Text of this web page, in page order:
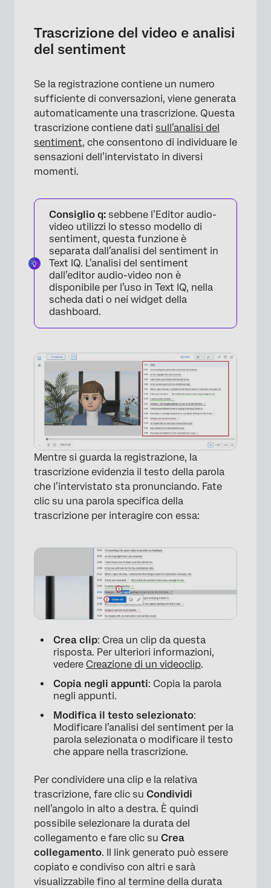
×
Trascrizione del video e analisi
del sentiment
Se la registrazione contiene un numero
sufficiente di conversazioni, viene generata
automaticamente una trascrizione. Questa
trascrizione contiene dati sull’analisi del
sentiment, che consentono di individuare le
sensazioni dell’intervistato in diversi
momenti.
Consiglio q: sebbene l’Editor audio-
video utilizzi lo stesso modello di
sentiment, questa funzione è
separata dall’analisi del sentiment in
Text IQ. L’analisi del sentiment
dall’editor audio-video non è
disponibile per l’uso in Text IQ, nella
scheda dati o nei widget della
dashboard.
Mentre si guarda la registrazione, la
trascrizione evidenzia il testo della parola
che l’intervistato sta pronunciando. Fate
clic su una parola specifica della
trascrizione per interagire con essa:
Crea clip: Crea un clip da questa
risposta. Per ulteriori informazioni,
vedere Creazione di un videoclip.
Copia negli appunti: Copia la parola
negli appunti.
Modifica il testo selezionato:
Modificare l’analisi del sentiment per la
parola selezionata o modificare il testo
che appare nella trascrizione.
Per condividere una clip e la relativa
trascrizione, fare clic su Condividi
nell’angolo in alto a destra. È quindi
possibile selezionare la durata del
collegamento e fare clic su Crea
collegamento. Il link generato può essere
copiato e condiviso con altri e sarà
visualizzabile fino al termine della durata